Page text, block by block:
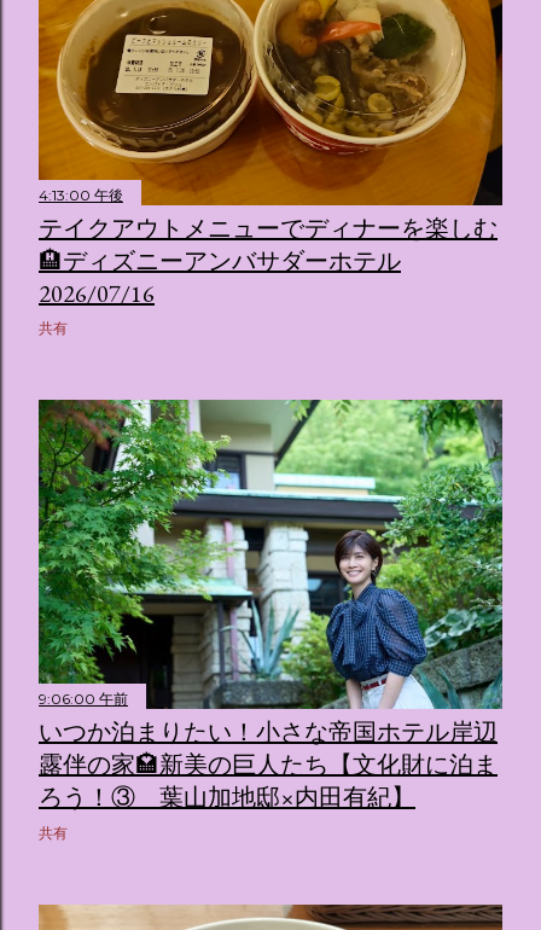
4:13:00 午後
テイクアウトメニューでディナーを楽しむ
🏨ディズニーアンバサダーホテル
2026/07/16
共有
9:06:00 午前
いつか泊まりたい！小さな帝国ホテル岸辺
露伴の家🏩新美の巨人たち【文化財に泊ま
ろう！③ 葉山加地邸×内田有紀】
共有